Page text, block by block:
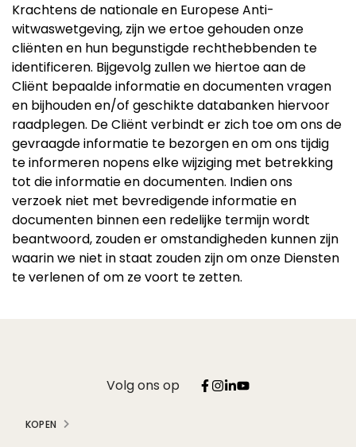
Krachtens de nationale en Europese Anti-
witwaswetgeving, zijn we ertoe gehouden onze
cliënten en hun begunstigde rechthebbenden te
identificeren. Bijgevolg zullen we hiertoe aan de
Cliënt bepaalde informatie en documenten vragen
en bijhouden en/of geschikte databanken hiervoor
raadplegen. De Cliënt verbindt er zich toe om ons de
gevraagde informatie te bezorgen en om ons tijdig
te informeren nopens elke wijziging met betrekking
tot die informatie en documenten. Indien ons
verzoek niet met bevredigende informatie en
documenten binnen een redelijke termijn wordt
beantwoord, zouden er omstandigheden kunnen zijn
waarin we niet in staat zouden zijn om onze Diensten
te verlenen of om ze voort te zetten.
Volg ons op
KOPEN